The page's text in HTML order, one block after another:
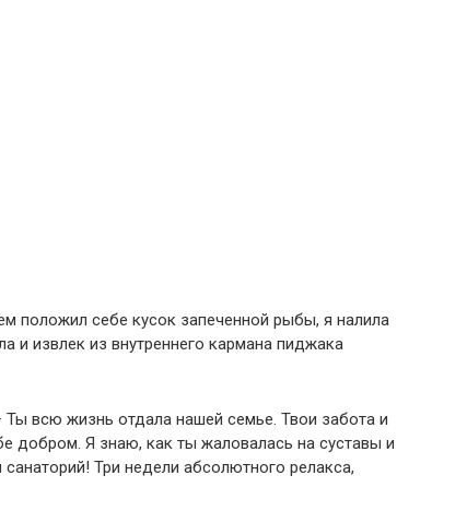
положил себе кусок запеченной рыбы, я налила
и извлек из внутреннего кармана пиджака
всю жизнь отдала нашей семье. Твои забота и
добром. Я знаю, как ты жаловалась на суставы и
Три недели абсолютного релакса,